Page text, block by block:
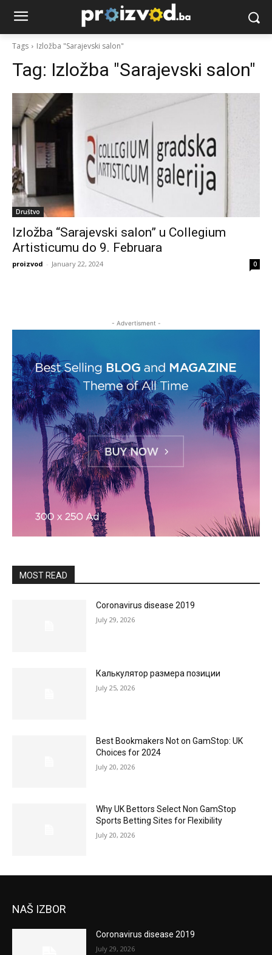
Tags Izložba "Sarajevski salon"
Tag: Izložba "Sarajevski salon"
Društvo
Izložba “Sarajevski salon” u Collegium
Artisticumu do 9. Februara
proizvod - January 22, 2024 0
- Advertisment -
MOST READ
Coronavirus disease 2019
July 29, 2026
Калькулятор размера позиции
July 25, 2026
Best Bookmakers Not on GamStop: UK
Choices for 2024
July 20, 2026
Why UK Bettors Select Non GamStop
Sports Betting Sites for Flexibility
July 20, 2026
NAŠ IZBOR
Coronavirus disease 2019
July 29, 2026